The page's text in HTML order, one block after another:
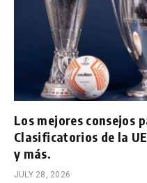
Los mejores consejos
Clasificatorios de la
y más.
JULY 28, 2026